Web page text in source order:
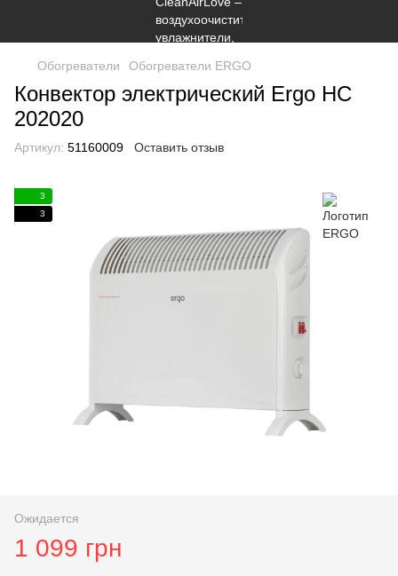
Обогреватели Обогреватели ERGO
Конвектор электрический Ergo HC
202020
Артикул: 51160009 Оставить отзыв
3
3
Ожидается
1 099 грн